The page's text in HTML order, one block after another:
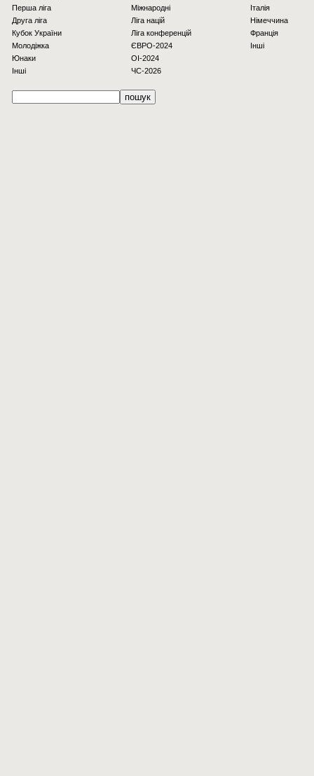
Перша ліга
Друга ліга
Кубок України
Молодіжка
Юнаки
Інші
Міжнародні
Ліга націй
Ліга конференцій
ЄВРО-2024
OI-2024
ЧС-2026
Італія
Німеччина
Франція
Інші